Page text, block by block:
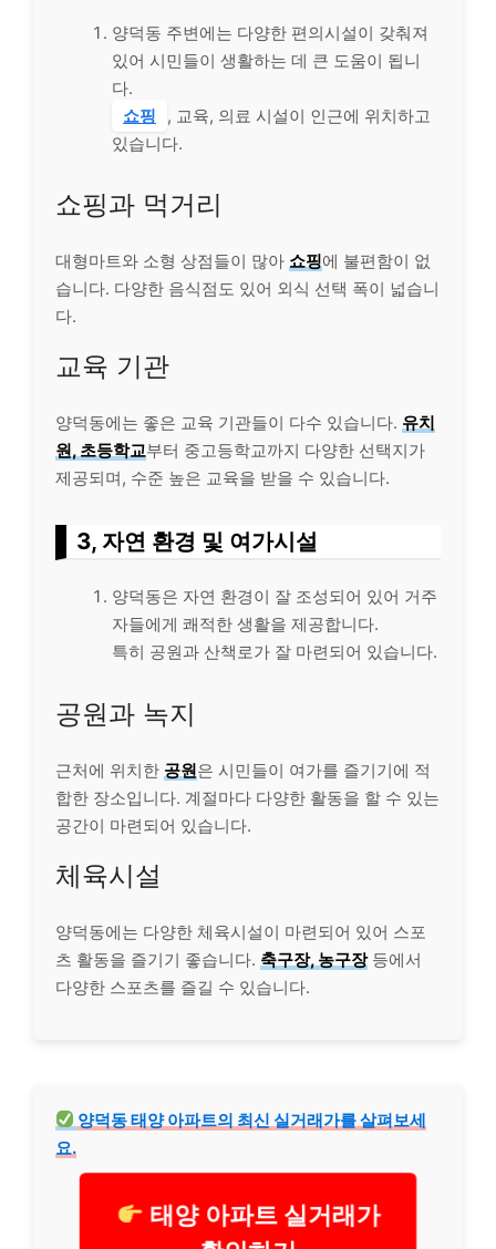
양덕동 주변에는 다양한 편의시설이 갖춰져
있어 시민들이 생활하는 데 큰 도움이 됩니
다.
쇼핑
, 교육, 의료 시설이 인근에 위치하고
있습니다.
쇼핑과 먹거리
대형마트와 소형 상점들이 많아 쇼핑에 불편함이 없
습니다. 다양한 음식점도 있어 외식 선택 폭이 넓습니
다.
교육 기관
양덕동에는 좋은 교육 기관들이 다수 있습니다. 유치
원, 초등학교부터 중고등학교까지 다양한 선택지가
제공되며, 수준 높은 교육을 받을 수 있습니다.
3, 자연 환경 및 여가시설
양덕동은 자연 환경이 잘 조성되어 있어 거주
자들에게 쾌적한 생활을 제공합니다.
특히 공원과 산책로가 잘 마련되어 있습니다.
공원과 녹지
근처에 위치한 공원은 시민들이 여가를 즐기기에 적
합한 장소입니다. 계절마다 다양한 활동을 할 수 있는
공간이 마련되어 있습니다.
체육시설
양덕동에는 다양한 체육시설이 마련되어 있어 스포
츠 활동을 즐기기 좋습니다. 축구장, 농구장등에서
다양한 스포츠를 즐길 수 있습니다.
양덕동 태양 아파트의 최신 실거래가를 살펴보세
요.
태양 아파트 실거래가